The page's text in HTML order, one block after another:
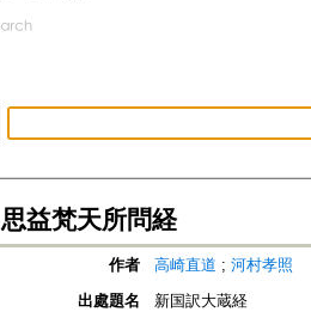
思益梵天所問経
作者 高崎直道 ; 河村孝照
出處題名
新国訳大蔵経